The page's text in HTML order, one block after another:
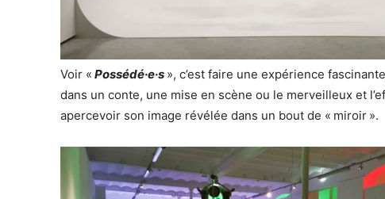
Voir « Possédé·e·s », c’est faire une expérience
dans un conte, une mise en scène ou le merveilleux et
apercevoir son image révélée dans un bout de « miroir ».